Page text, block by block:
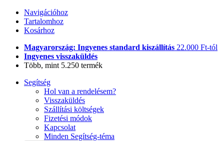
Navigációhoz
Tartalomhoz
Kosárhoz
Magyarország: Ingyenes standard kiszállítás 22.000 Ft-tól
Ingyenes visszaküldés
Több, mint 5.250 termék
Segítség
Hol van a rendelésem?
Visszaküldés
Szállítási költségek
Fizetési módok
Kapcsolat
Minden Segítség-téma